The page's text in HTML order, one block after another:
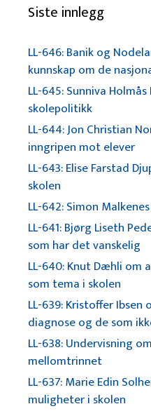
Siste innlegg
LL-646: Banik og
kunnskap om de
LL-645: Sunniva
skolepolitikk
LL-644: Jon Christian
inngripen mot elever
LL-643: Elise Farstad
skolen
LL-642: Simon
LL-641: Bjørg Liseth
som har det vanskelig
LL-640: Knut Dæhli om
som tema i skolen
LL-639: Kristoffer
diagnose og de som
LL-638: Undervisning
mellomtrinnet
LL-637: Marie Edin
muligheter i skolen